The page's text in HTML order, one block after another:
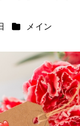
カテゴリー
メイン